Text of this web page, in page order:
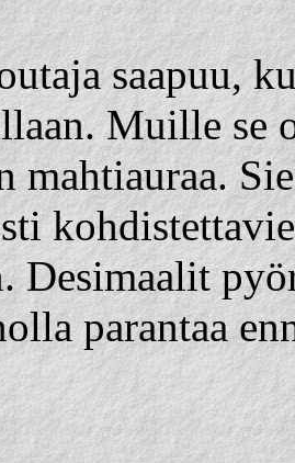
saapuu,
Muille se
mahtiauraa.
Desimaalit
parantaa